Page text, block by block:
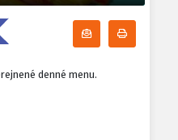
Odoberať
denné menu.